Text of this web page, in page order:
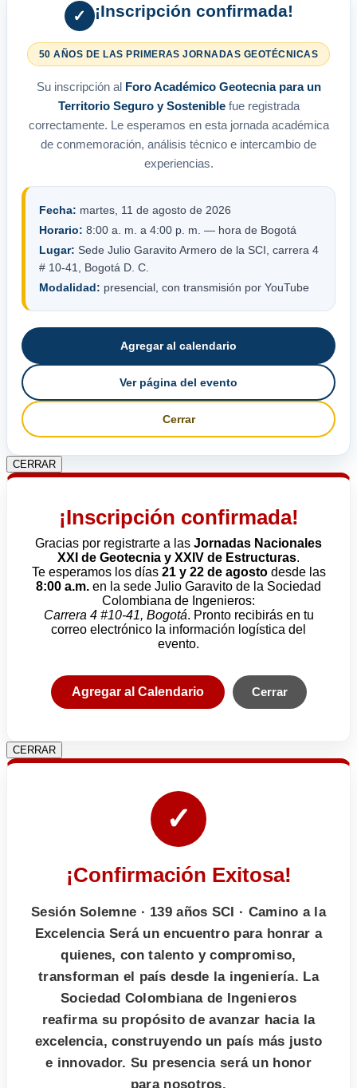
✓ ¡Inscripción confirmada!
50 AÑOS DE LAS PRIMERAS JORNADAS GEOTÉCNICAS
Su inscripción al Foro Académico Geotecnia para un
Territorio Seguro y Sosteniblefue registrada
correctamente. Le esperamos en esta jornada académica
de conmemoración, análisis técnico e intercambio de
experiencias.
Fecha: martes, 11 de agosto de 2026
Horario: 8:00 a. m. a 4:00 p. m. — hora de Bogotá
Lugar: Sede Julio Garavito Armero de la SCI, carrera 4
# 10-41, Bogotá D. C.
Modalidad: presencial, con transmisión por YouTube
Agregar al calendario
Ver página del evento
Cerrar
CERRAR
¡Inscripción confirmada!
Gracias por registrarte a las Jornadas Nacionales
XXI de Geotecnia y XXIV de Estructuras.
Te esperamos los días 21 y 22 de agostodesde las
8:00 a.m. en la sede Julio Garavito de la Sociedad
Colombiana de Ingenieros:
Carrera 4 #10-41, Bogotá. Pronto recibirás en tu
correo electrónico la información logística del
evento.
Agregar al Calendario Cerrar
CERRAR
✓
¡Confirmación Exitosa!
Sesión Solemne · 139 años SCI · Camino a la
Excelencia Será un encuentro para honrar a
quienes, con talento y compromiso,
transforman el país desde la ingeniería. La
Sociedad Colombiana de Ingenieros
reafirma su propósito de avanzar hacia la
excelencia, construyendo un país más justo
e innovador. Su presencia será un honor
para nosotros.